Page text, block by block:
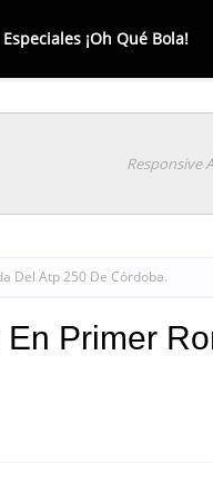
Especiales ¡Oh Qué Bola!
Responsive
Del Atp 250 De Córdoba.
Primer